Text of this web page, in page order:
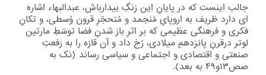
جالب اینست که در پایانِ این زنگِ بیدارباش، عبدالبهاء اشاره
ای دارد ظریف به اروپایِ مُنجمد و مُتحجّرِ قرون وُسطی، و تکانِ
فکری و فرهنگی عظیمی که بر اثرِ باز شدنِ فضا توسّطِ مارتین
لوتر درقرنِ پانزدهمِ میلادی، رُخ داد و آن قارّه را به رَفعتِ
صنعتی و اقتصادی و اجتماعی و سیاسی رساند (نک به
صص۱۳و۴۹ به بعد).